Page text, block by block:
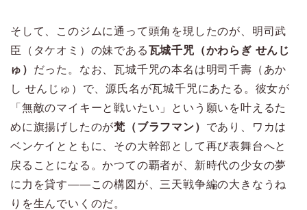
そして、このジムに通って頭角を現したのが、明司武
臣（タケオミ）の妹である瓦城千咒（かわらぎ せんじ
ゅ） だった。なお、瓦城千咒の本名は明司千壽（あか
し せんじゅ）で、源氏名が瓦城千咒にあたる。彼女が
「無敵のマイキーと戦いたい」という願いを叶えるた
めに旗揚げしたのが梵（ブラフマン） であり、ワカは
ベンケイとともに、その大幹部として再び表舞台へと
戻ることになる。かつての覇者が、新時代の少女の夢
に力を貸す——この構図が、三天戦争編の大きなうね
りを生んでいくのだ。